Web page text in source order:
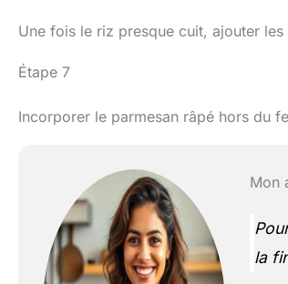
Une fois le riz presque cuit, ajouter
Étape 7
Incorporer le parmesan râpé hors du
Mon
la